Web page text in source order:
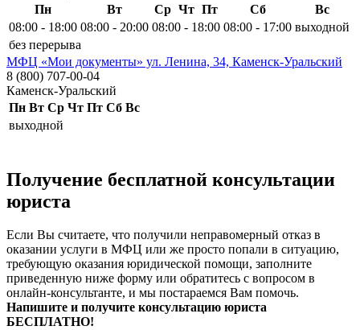
Пн
Вт Ср Чт Пт Сб
Вс
08:00 - 18:00 08:00 - 20:00 08:00 - 18:00 08:00 - 17:00 выходной
без перерыва
МФЦ «Мои документы» ул. Ленина, 34, Каменск-Уральский
8 (800) 707-00-04
Каменск-Уральский
Пн Вт Ср Чт Пт Сб Вс
выходной
Получение бесплатной консультации
юриста
Если Вы считаете, что получили неправомерный отказ в
оказании услуги в МФЦ или же просто попали в ситуацию,
требующую оказания юридической помощи, заполните
приведенную ниже форму или обратитесь с вопросом в
онлайн-консультанте, и мы постараемся Вам помочь.
Напишите и получите консультацию юриста
БЕСПЛАТНО!